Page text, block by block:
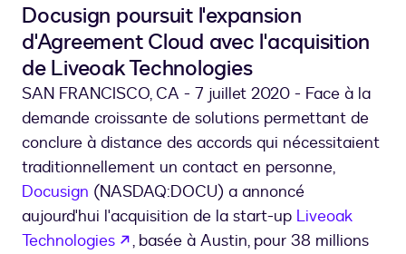
Docusign poursuit l'expansion
d'Agreement Cloud avec l'acquisition
de Liveoak Technologies
SAN FRANCISCO, CA - 7 juillet 2020 - Face à la
demande croissante de solutions permettant de
conclure à distance des accords qui nécessitaient
traditionnellement un contact en personne,
Docusign (NASDAQ:DOCU) a annoncé
aujourd'hui l'acquisition de la start-up Liveoak
Technologies
s’ouvre dans un nouvel onglet
, basée à Austin, pour 38 millions